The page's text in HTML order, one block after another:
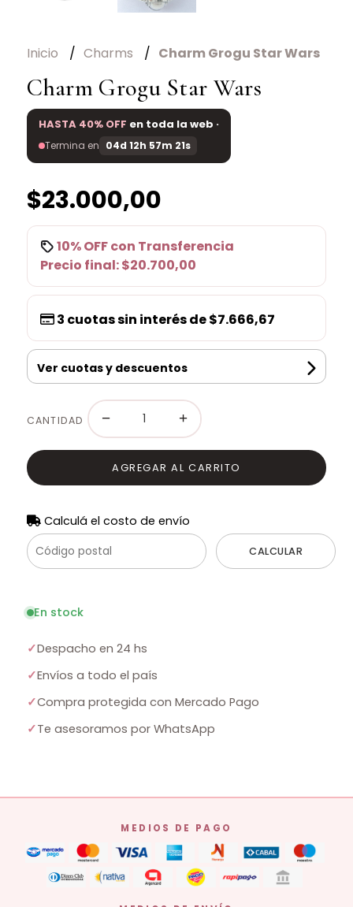
Inicio Charms Charm Grogu Star Wars
Charm Grogu Star Wars
HASTA 40% OFF en toda la web ·
Termina en 04d 12h 57m 21s
$23.000,00
10% OFFcon Transferencia
Precio final:$20.700,00
3 cuotas sin interés de$7.666,67
Ver cuotas y descuentos
CANTIDAD − +
AGREGAR AL CARRITO
Calculá el costo de envío
CALCULAR
En stock
✓Despacho en 24 hs
✓Envíos a todo el país
✓Compra protegida con Mercado Pago
✓Te asesoramos por WhatsApp
MEDIOS DE PAGO